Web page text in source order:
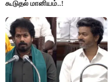
கூடுதல் மானியம்..!